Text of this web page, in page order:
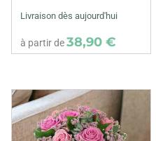
Livraison dès aujourd'hui
à partir de38,90 €